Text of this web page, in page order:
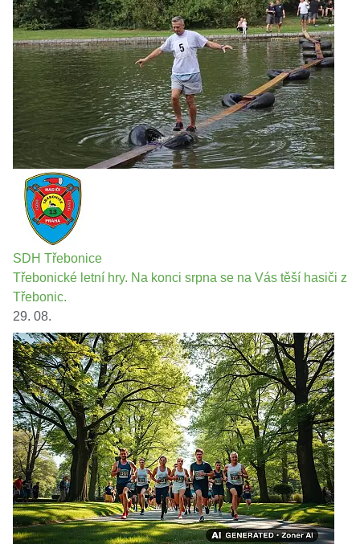
SDH Třebonice
Třebonické letní hry. Na konci srpna se na Vás těší hasiči z
Třebonic.
29. 08.